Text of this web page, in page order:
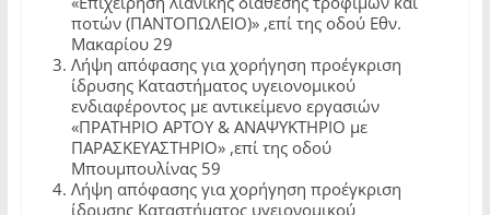
ποτών (ΠΑΝΤΟΠΩΛΕΙΟ)» ,επί της οδού Εθν.
Μακαρίου 29
Λήψη απόφασης για χορήγηση προέγκριση
ίδρυσης Καταστήματος υγειονομικού
ενδιαφέροντος με αντικείμενο εργασιών
«ΠΡΑΤΗΡΙΟ ΑΡΤΟΥ & ΑΝΑΨΥΚΤΗΡΙΟ με
ΠΑΡΑΣΚΕΥΑΣΤΗΡΙΟ» ,επί της οδού
Μπουμπουλίνας 59
Λήψη απόφασης για χορήγηση προέγκριση
ίδρυσης Καταστήματος υγειονομικού